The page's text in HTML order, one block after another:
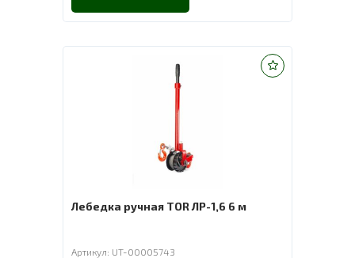
Лебедка ручная TOR ЛР-1,6 6 м
Артикул: UT-00005743